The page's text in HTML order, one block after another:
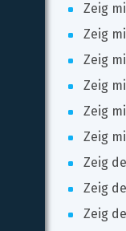
Zeig
Zeig
Zeig
Zeig
Zeig
Zeig
Zeig
Zeig
Zeig